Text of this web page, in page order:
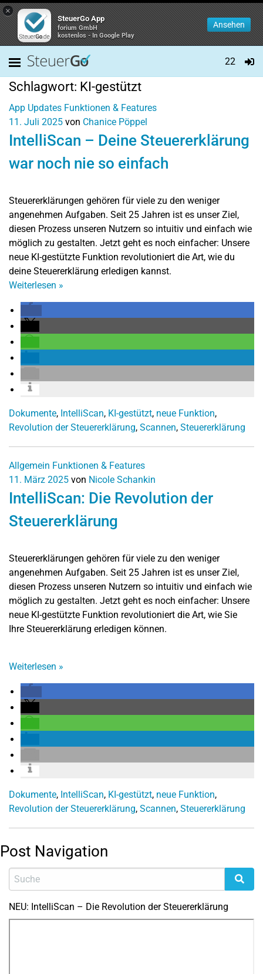
×
SteuerGo App
forium GmbH
kostenlos - In Google Play
Ansehen
22
Schlagwort: KI-gestützt
App Updates Funktionen & Features
11. Juli 2025 von Chanice Pöppel
IntelliScan – Deine Steuererklärung
war noch nie so einfach
Steuererklärungen gehören für viele zu den weniger
angenehmen Aufgaben. Seit 25 Jahren ist es unser Ziel,
diesen Prozess unseren Nutzern so intuitiv und einfach wie
möglich zu gestalten. Jetzt geht es noch einfacher: Unsere
neue KI-gestützte Funktion revolutioniert die Art, wie du
deine Steuererklärung erledigen kannst.
Weiterlesen »
Dokumente, IntelliScan, KI-gestützt, neue Funktion,
Revolution der Steuererklärung, Scannen, Steuererklärung
Allgemein Funktionen & Features
11. März 2025 von Nicole Schankin
IntelliScan: Die Revolution der
Steuererklärung
Steuererklärungen gehören für viele zu den weniger
angenehmen Aufgaben. Seit 25 Jahren ist es unser Ziel,
diesen Prozess unseren Nutzern so intuitiv und einfach wie
möglich zu gestalten. Jetzt geht es noch einfacher: Unsere
neue KI-gestützte Funktion revolutioniert die Art, wie Sie
Ihre Steuererklärung erledigen können.
Weiterlesen »
Dokumente, IntelliScan, KI-gestützt, neue Funktion,
Revolution der Steuererklärung, Scannen, Steuererklärung
Post Navigation
NEU: IntelliScan – Die Revolution der Steuererklärung